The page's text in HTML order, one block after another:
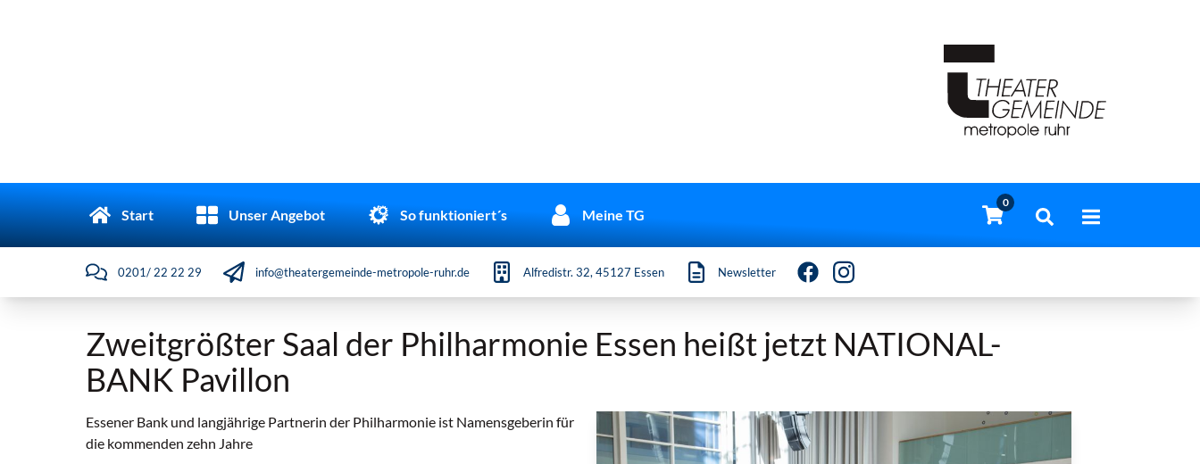
Start Unser Angebot So funktioniert´s Meine TG
0
0201/ 22 22 29 info@theatergemeinde-metropole-ruhr.de Alfredistr. 32, 45127 Essen Newsletter
Zweitgrößter Saal der Philharmonie Essen heißt jetzt NATIONAL-
BANK Pavillon
Essener Bank und langjährige Partnerin der Philharmonie ist Namensgeberin für
die kommenden zehn Jahre